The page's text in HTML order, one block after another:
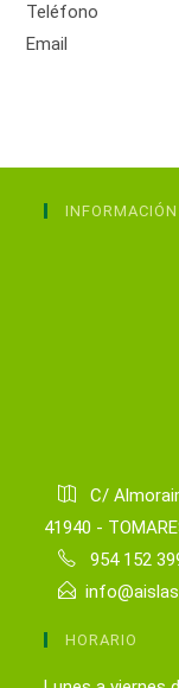
Teléfono
Email
C/
41940 -
954 152
HORARIO